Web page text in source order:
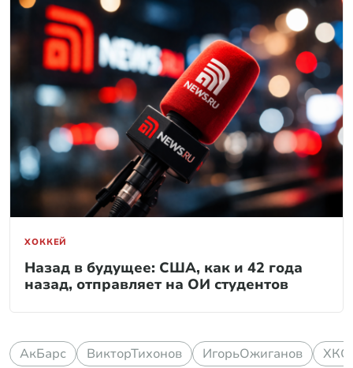
ХОККЕЙ
Назад в будущее: США, как и 42 года
назад, отправляет на ОИ студентов
АкБарс ВикторТихонов ИгорьОжиганов